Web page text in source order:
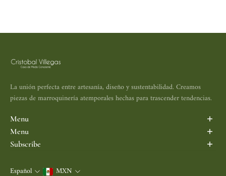
La unión perfecta entre artesanía, diseño y sustentabilidad. Creamos
piezas de marroquinería atemporales hechas para trascender tendencias.
Menu
Inicio
Porta Vinos
Menu
Search
Política de Devolución
Subscribe
Español MXN